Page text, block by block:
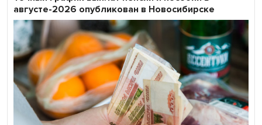
августе-2026 опубликован в Новосибирске